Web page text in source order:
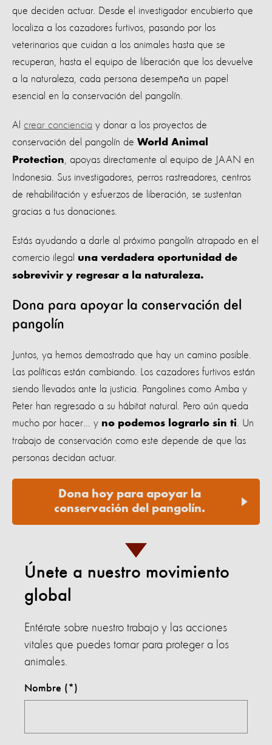
que deciden actuar. Desde el investigador encubierto que
localiza a los cazadores furtivos, pasando por los
veterinarios que cuidan a los animales hasta que se
recuperan, hasta el equipo de liberación que los devuelve
a la naturaleza, cada persona desempeña un papel
esencial en la conservación del pangolín.
Al crear conciencia y donar a los proyectos de
conservación del pangolín de World Animal
Protection, apoyas directamente al equipo de JAAN en
Indonesia. Sus investigadores, perros rastreadores, centros
de rehabilitación y esfuerzos de liberación, se sustentan
gracias a tus donaciones.
Estás ayudando a darle al próximo pangolín atrapado en el
comercio ilegal una verdadera oportunidad de
sobrevivir y regresar a la naturaleza.
Dona para apoyar la conservación del
pangolín
Juntos, ya hemos demostrado que hay un camino posible.
Las políticas están cambiando. Los cazadores furtivos están
siendo llevados ante la justicia. Pangolines como Amba y
Peter han regresado a su hábitat natural. Pero aún queda
mucho por hacer… y no podemos lograrlo sin ti. Un
trabajo de conservación como este depende de que las
personas decidan actuar.
Dona hoy para apoyar la
conservación del pangolín.
Únete a nuestro movimiento
global
Entérate sobre nuestro trabajo y las acciones
vitales que puedes tomar para proteger a los
animales.
Nombre